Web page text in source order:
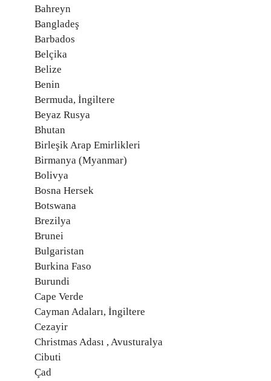
Bahreyn
Bangladeş
Barbados
Belçika
Belize
Benin
Bermuda, İngiltere
Beyaz Rusya
Bhutan
Birleşik Arap Emirlikleri
Birmanya (Myanmar)
Bolivya
Bosna Hersek
Botswana
Brezilya
Brunei
Bulgaristan
Burkina Faso
Burundi
Cape Verde
Cayman Adaları, İngiltere
Cezayir
Christmas Adası , Avusturalya
Cibuti
Çad